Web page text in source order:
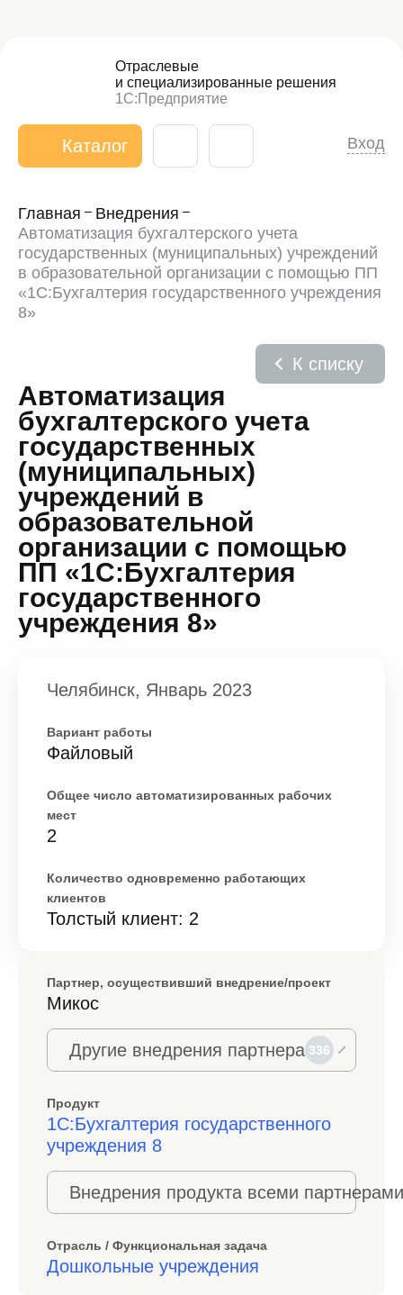
Отраслевые
и специализированные решения
1С:Предприятие
Каталог Вход
Главная
Внедрения
Автоматизация бухгалтерского учета
государственных (муниципальных) учреждений
в образовательной организации с помощью ПП
«1С:Бухгалтерия государственного учреждения
8»
Автоматизация
бухгалтерского учета
государственных
(муниципальных)
учреждений в
образовательной
организации с помощью
ПП «1С:Бухгалтерия
государственного
учреждения 8»
К списку
Челябинск, Январь 2023
Вариант работы
Файловый
Общее число автоматизированных рабочих
мест
2
Количество одновременно работающих
клиентов
Толстый клиент: 2
Партнер, осуществивший внедрение/проект
Микос
Другие внедрения партнера 336
Продукт
1С:Бухгалтерия государственного
учреждения 8
Внедрения продукта всеми
Отрасль / Функциональная задача
Дошкольные учреждения